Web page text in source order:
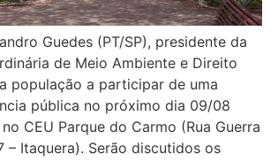
Guedes (PT/SP), presidente da
de Meio Ambiente e Direito
população a participar de uma
pública no próximo dia 09/08
CEU Parque do Carmo (Rua Guerra
– Itaquera). Serão discutidos os